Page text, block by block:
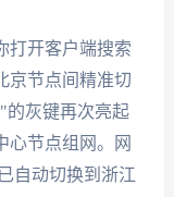
打开客户端搜索
京节点间精准切
的灰键再次亮起
心节点组网。网
自动切换到浙江